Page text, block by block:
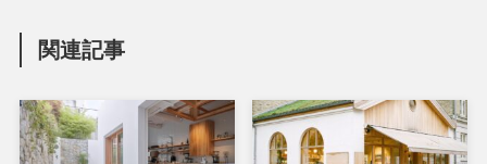
関連記事